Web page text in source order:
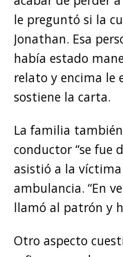
le preguntó si la
Jonathan. Esa
había estado
relato y encima le
sostiene la carta.
La familia
conductor “se fue
asistió a la
ambulancia. “En
llamó al patrón y
Otro aspecto